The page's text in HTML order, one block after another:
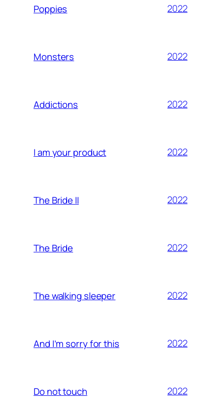
Poppies 2022
Monsters 2022
Addictions 2022
I am your product 2022
The Bride II 2022
The Bride 2022
The walking sleeper 2022
And I’m sorry for this 2022
Do not touch 2022